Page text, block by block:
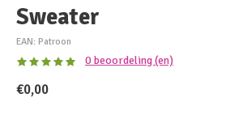
Sweater
EAN: Patroon
0 beoordeling (en)
€0,00